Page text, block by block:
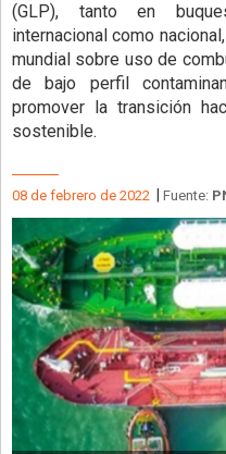
(GLP), tanto en
internacional como
mundial sobre uso de
de bajo perfil
promover la transición
sostenible.
08 de febrero de 2022 Fuente: